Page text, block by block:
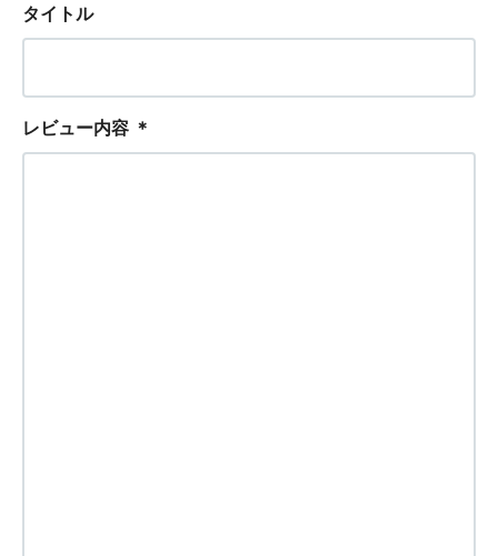
タイトル
レビュー内容 ＊